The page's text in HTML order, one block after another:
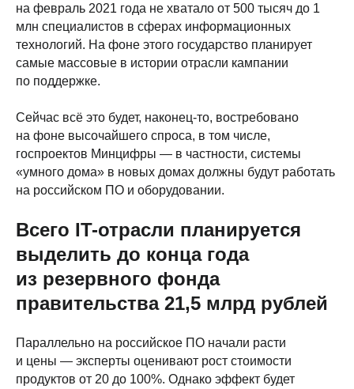
на февраль 2021 года не хватало от 500 тысяч до 1
млн специалистов в сферах информационных
технологий. На фоне этого государство планирует
самые массовые в истории отрасли кампании
по поддержке.
Сейчас всё это будет, наконец-то, востребовано
на фоне высочайшего спроса, в том числе,
госпроектов Минцифры — в частности, системы
«умного дома» в новых домах должны будут работать
на российском ПО и оборудовании.
Всего IT-отрасли планируется
выделить до конца года
из резервного фонда
правительства 21,5 млрд рублей
Параллельно на российское ПО начали расти
и цены — эксперты оценивают рост стоимости
продуктов от 20 до 100%. Однако эффект будет